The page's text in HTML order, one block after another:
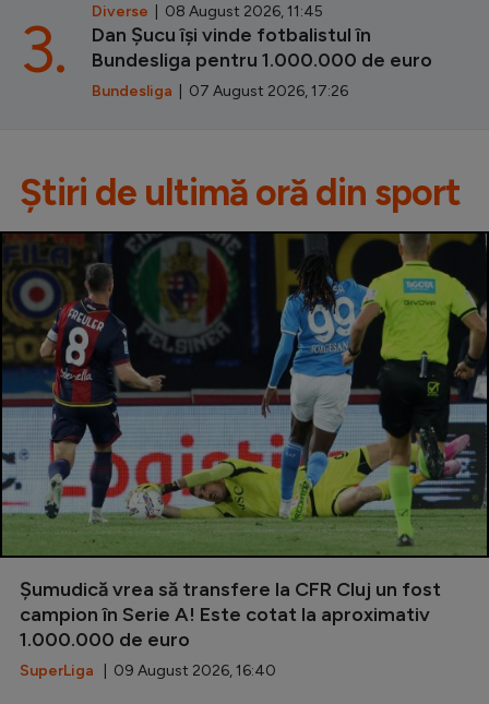
Diverse | 08 August 2026, 11:45
Dan Șucu își vinde fotbalistul în
Bundesliga pentru 1.000.000 de euro
Bundesliga | 07 August 2026, 17:26
3.
Știri de ultimă oră din sport
Șumudică vrea să transfere la CFR Cluj un fost
campion în Serie A! Este cotat la aproximativ
1.000.000 de euro
SuperLiga | 09 August 2026, 16:40